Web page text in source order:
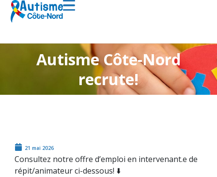
Autisme Côte-Nord
recrute!
21 mai 2026
Consultez notre offre d’emploi en intervenant.e de
répit/animateur ci-dessous! ⬇️